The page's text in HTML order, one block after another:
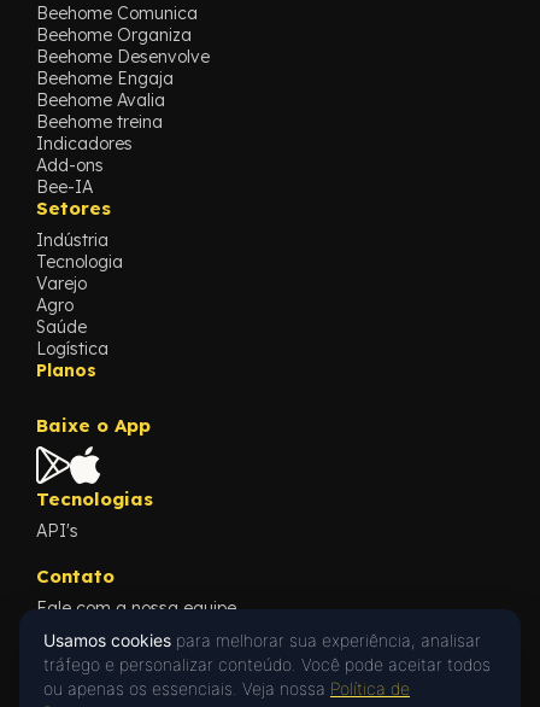
Beehome Comunica
Beehome Organiza
Beehome Desenvolve
Beehome Engaja
Beehome Avalia
Beehome treina
Indicadores
Add-ons
Bee-IA
Setores
Indústria
Tecnologia
Varejo
Agro
Saúde
Logística
Planos
Baixe o App
Tecnologias
API's
Contato
Fale com a nossa equipe
Conteúdos
Blog
Cases
Usamos cookies para melhorar sua experiência, analisar
tráfego e personalizar conteúdo. Você pode aceitar todos
ou apenas os essenciais. Veja nossa Política de
Oi! 👋 Posso ajudar?